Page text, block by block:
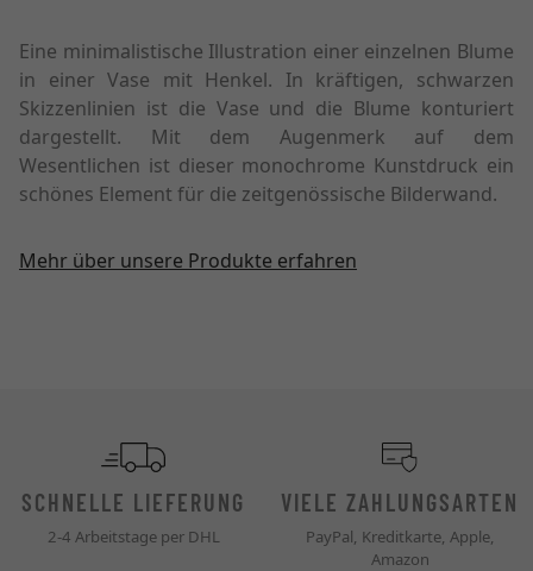
Eine minimalistische Illustration einer einzelnen Blume
in einer Vase mit Henkel. In kräftigen, schwarzen
Skizzenlinien ist die Vase und die Blume konturiert
dargestellt. Mit dem Augenmerk auf dem
Wesentlichen ist dieser monochrome Kunstdruck ein
schönes Element für die zeitgenössische Bilderwand.
Mehr über unsere Produkte erfahren
SCHNELLE LIEFERUNG
2-4 Arbeitstage per DHL
VIELE ZAHLUNGSARTEN
PayPal, Kreditkarte, Apple,
Amazon